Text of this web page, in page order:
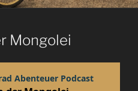
Mongolei